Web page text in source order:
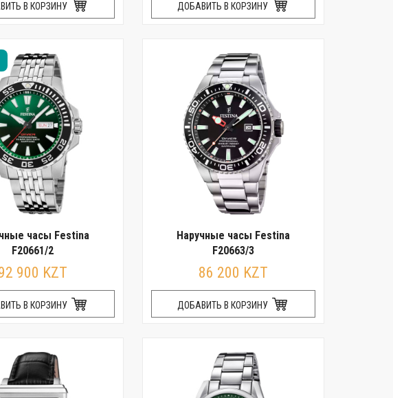
В КОРЗИНУ ДОБАВИТЬ В КОРЗИНУ
часы Festina
F20661/2
900 KZT
В КОРЗИНУ
Наручные часы Festina
F20663/3
86 200 KZT
ДОБАВИТЬ В КОРЗИНУ